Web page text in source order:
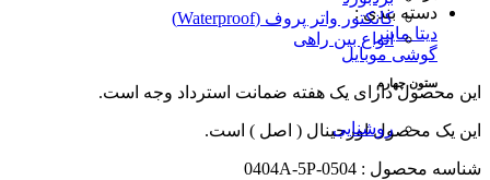
کانکتور واتر پروف (Waterproof)
انواع بین راهی
ستون چهارم
روشنایی
دسته بندی :
دیتا ماینر
گوشی موبایل
این محصول دارای یک هفته ضمانت استرداد وجه است.
این یک محصول اورجینال ( اصل ) است.
شناسه محصول : 0504-0404A-5P